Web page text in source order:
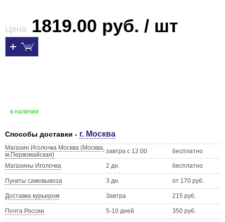
Цена 1819.00 руб. / шт
в наличии
Способы доставки - г. Москва
Магазин Иголочка Москва (Москва,
м.Первомайская)
завтра с 12:00 бесплатно
Магазины Иголочка 2 дн. бесплатно
Пункты самовывоза 3 дн. от 170 руб.
Доставка курьером Завтра 215 руб.
Почта России 5-10 дней 350 руб.